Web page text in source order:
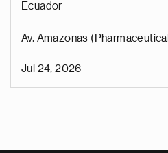
Ecuador
Av. Amazonas
Jul 24, 2026